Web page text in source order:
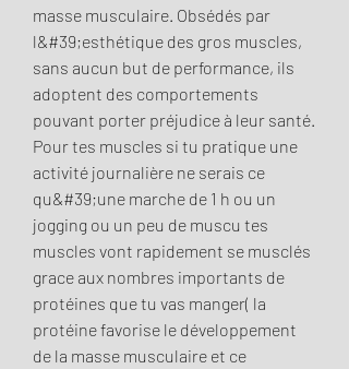
masse musculaire. Obsédés par
l&#39;esthétique des gros muscles,
sans aucun but de performance, ils
adoptent des comportements
pouvant porter préjudice à leur santé.
Pour tes muscles si tu pratique une
activité journalière ne serais ce
qu&#39;une marche de 1 h ou un
jogging ou un peu de muscu tes
muscles vont rapidement se musclés
grace aux nombres importants de
protéines que tu vas manger( la
protéine favorise le développement
de la masse musculaire et ce